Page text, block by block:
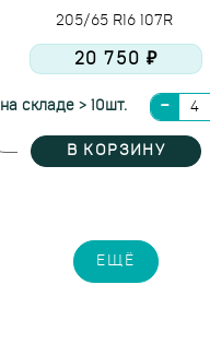
205/65 R16 107R
20 750 ₽
на складе > 10шт.
В КОРЗИНУ
ЕЩЁ